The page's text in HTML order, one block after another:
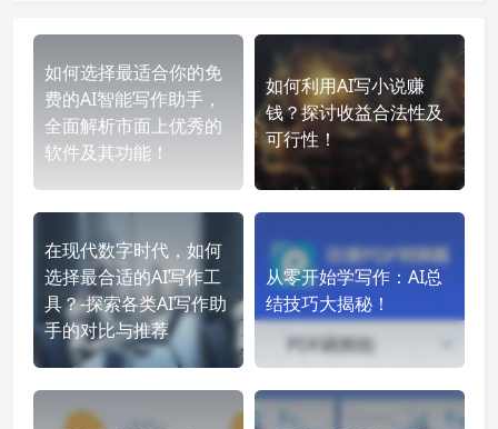
如何选择最适合你的免
费的AI智能写作助手，
全面解析市面上优秀的
软件及其功能！
如何利用AI写小说赚
钱？探讨收益合法性及
可行性！
在现代数字时代，如何
选择最合适的AI写作工
具？-探索各类AI写作助
手的对比与推荐
从零开始学写作：AI总
结技巧大揭秘！